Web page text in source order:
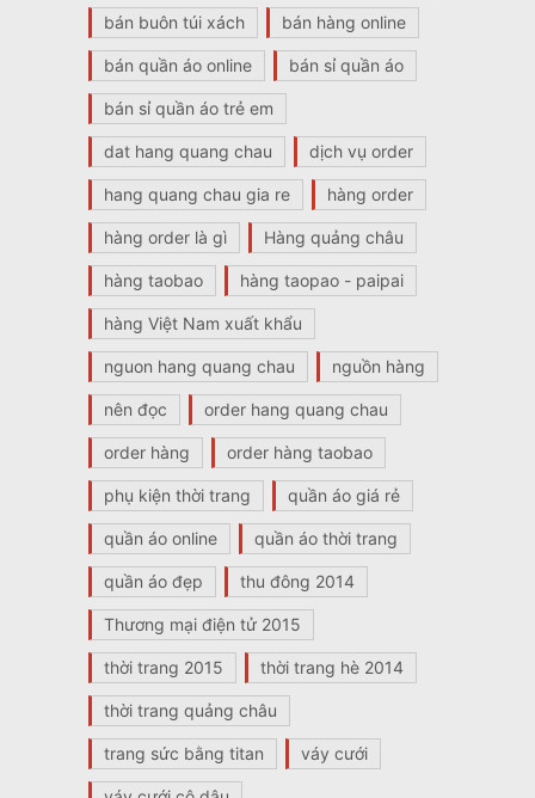
bán buôn túi xách bán hàng online
bán quần áo online bán sỉ quần áo
bán sỉ quần áo trẻ em
dat hang quang chau dịch vụ order
hang quang chau gia re hàng order
hàng order là gì Hàng quảng châu
hàng taobao hàng taopao - paipai
hàng Việt Nam xuất khẩu
nguon hang quang chau nguồn hàng
nên đọc order hang quang chau
order hàng order hàng taobao
phụ kiện thời trang quần áo giá rẻ
quần áo online quần áo thời trang
quần áo đẹp thu đông 2014
Thương mại điện tử 2015
thời trang 2015 thời trang hè 2014
thời trang quảng châu
trang sức bằng titan váy cưới